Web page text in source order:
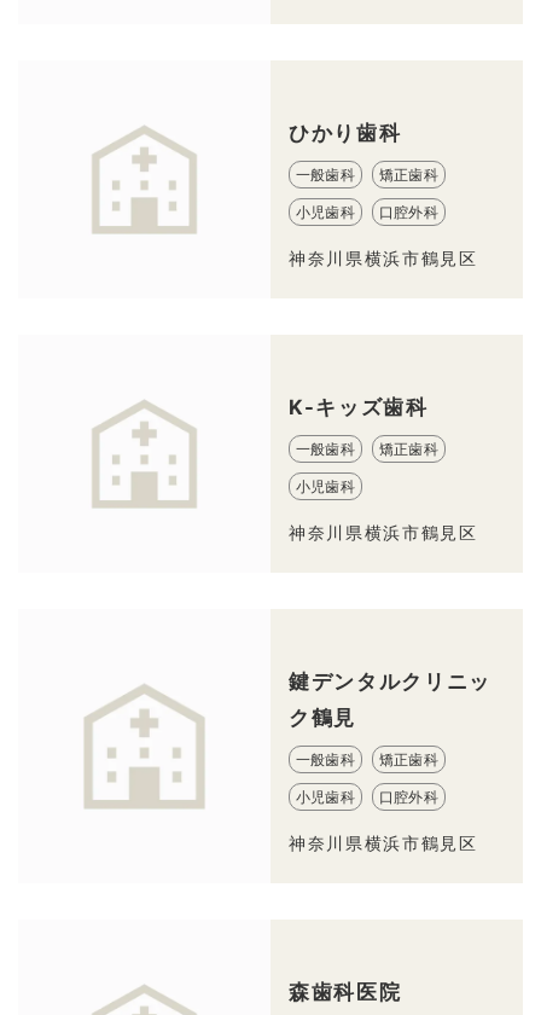
ひかり歯科
一般歯科 矯正歯科
小児歯科 口腔外科
神奈川県横浜市鶴見区
K-キッズ歯科
一般歯科 矯正歯科
小児歯科
神奈川県横浜市鶴見区
鍵デンタルクリニッ
ク鶴見
一般歯科 矯正歯科
小児歯科 口腔外科
神奈川県横浜市鶴見区
森歯科医院